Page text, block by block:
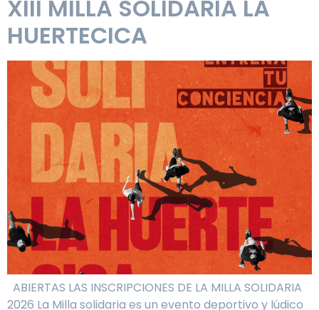
XIII MILLA SOLIDARIA LA
HUERTECICA
ABIERTAS LAS INSCRIPCIONES DE LA MILLA SOLIDARIA
2026 La Milla solidaria es un evento deportivo y lúdico